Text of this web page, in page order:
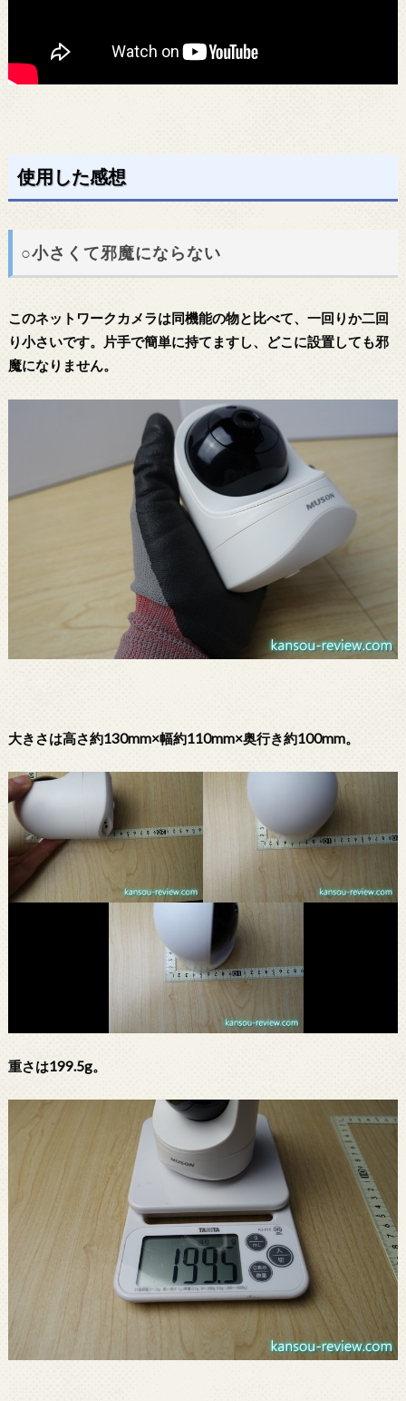
使用した感想
○小さくて邪魔にならない
このネットワークカメラは同機能の物と比べて、一回りか二回
り小さいです。片手で簡単に持てますし、どこに設置しても邪
魔になりません。
大きさは高さ約130mm×幅約110mm×奥行き約100mm。
重さは199.5g。